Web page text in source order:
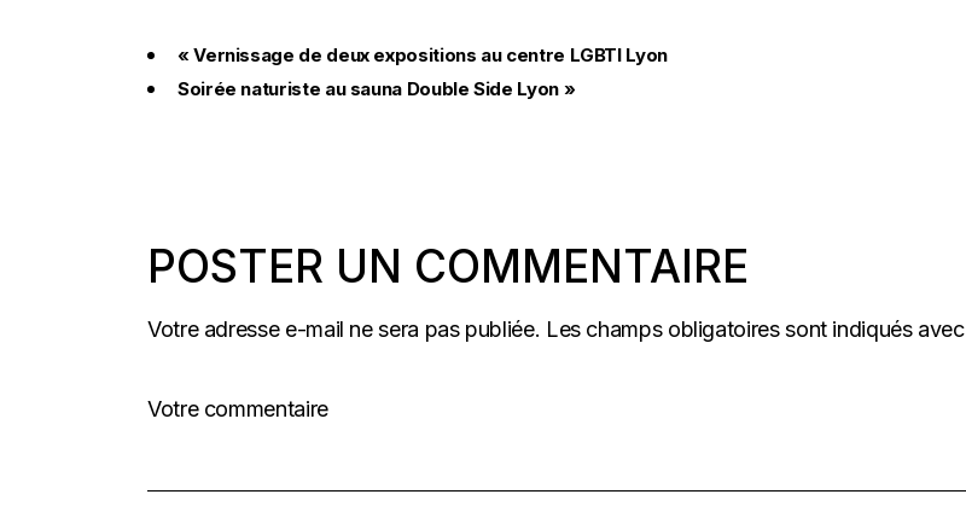
« Vernissage de deux expositions au centre LGBTI Lyon
Soirée naturiste au sauna Double Side Lyon »
POSTER UN COMMENTAIRE
Votre adresse e-mail ne sera pas publiée. Les champs obligatoires sont indiqués avec